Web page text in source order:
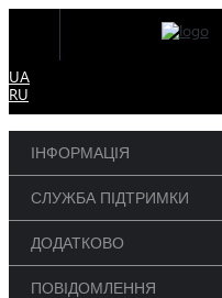
UA
RU
ІНФОРМАЦІЯ
СЛУЖБА ПІДТРИМКИ
ДОДАТКОВО
ПОВІДОМЛЕННЯ